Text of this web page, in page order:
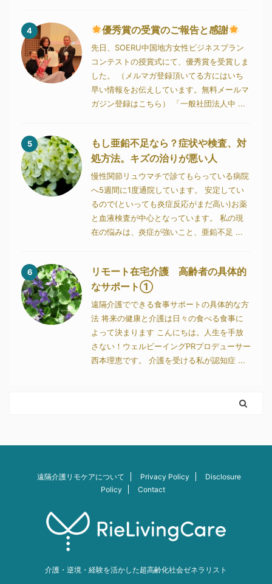
4 優秀賞の受賞のご報告と感謝
先日、SOERU中国地方女性ビジネスプラン
コンテストの授賞式にて、優秀賞を受賞しま
した。 （メルマガ登録頂いてる方にはいち
早い情報をお伝えしています。無料メールマ
ガジン登録はこちら） 「一般社団法人中 ...
5
もし亜鉛不足なら？症状や検査、対
処方法。キズの治りが悪い人
慢性関節リュウマチで診てもらっている病院
へ5週間に1度通院しています。 安定してい
るので(といっても炎症反応がまだ高い)お薬
と血液検査が中心となっています。 私の現
在の悩みは、炎症が強いこと、亜鉛不足 ...
6
リモート在宅介護 高齢者の具体的
なサポート①
遠隔介護でできる食事サポートの具体的な方
法 将来の健康と介護は日々の食べる食事に
よって決まります こんにちは。人生を手放
さない！ウェルビーイングPRプロデューサー
西本理恵です。 介護を受ける私が認知症 ...
遠隔介護リモケアについて Privacy Policy
Disclosure
Policy
Contact
介護・逆境・経験を活かした超高齢化社会ゼネラリスト